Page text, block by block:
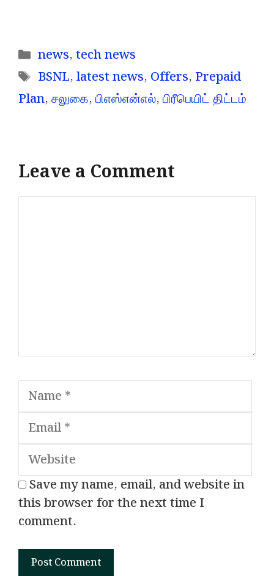
Categories
news,tech news
Tags
BSNL,latest news, Offers, Prepaid
Plan,சலுகை,பிஎஸ்என்எல்,பிரீபெயிட் திட்டம்
Leave a Comment
Name
Save my name, email, and website in
this browser for the next time I
comment.